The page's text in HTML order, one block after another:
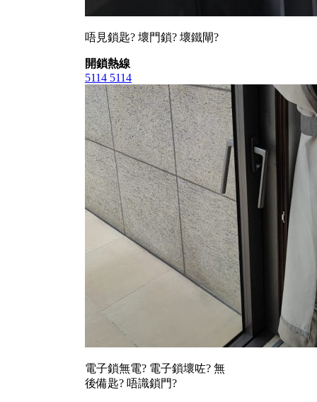
唔見鎖匙? 壞門鎖? 壞鐵閘?
開鎖熱線
5114 5114
電子鎖無電? 電子鎖壞咗? 無
後備匙? 唔識鎖門?